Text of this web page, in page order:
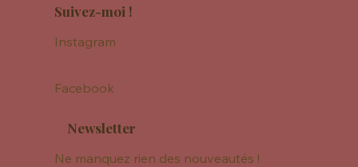
Suivez-moi !
Instagram
Facebook
Newsletter
Ne manquez rien des nouveautés !